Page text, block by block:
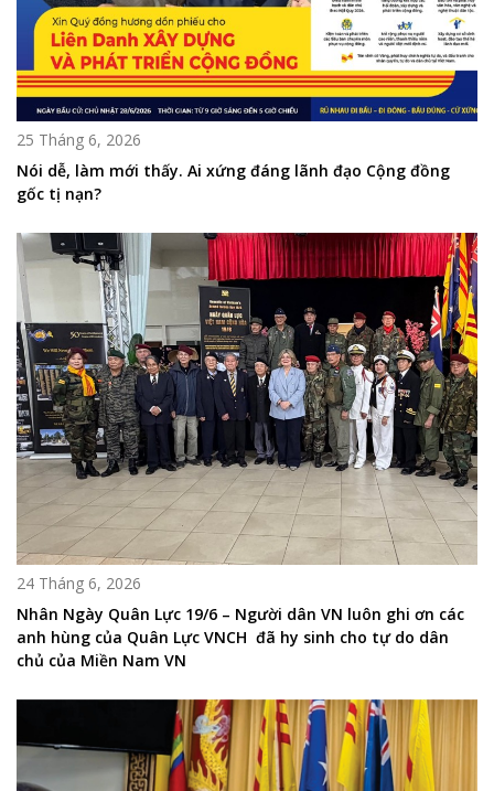
25 Tháng 6, 2026
Nói dễ, làm mới thấy. Ai xứng đáng lãnh đạo Cộng đồng
gốc tị nạn?
24 Tháng 6, 2026
Nhân Ngày Quân Lực 19/6 – Người dân VN luôn ghi ơn các
anh hùng của Quân Lực VNCH đã hy sinh cho tự do dân
chủ của Miền Nam VN